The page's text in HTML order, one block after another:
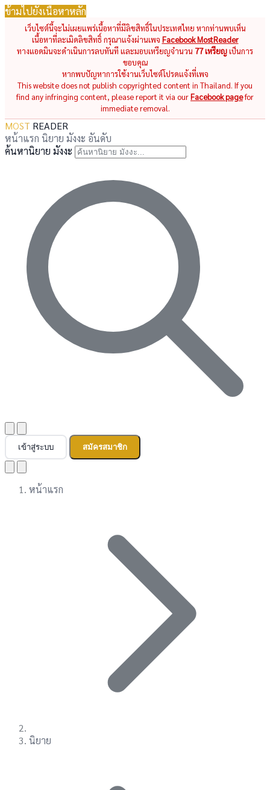
ข้ามไปยังเนื้อหาหลัก
เว็บไซต์นี้จะไม่เผยแพร่เนื้อหาที่มีลิขสิทธิ์ในประเทศไทย หากท่านพบเห็น
เนื้อหาที่ละเมิดลิขสิทธิ์ กรุณาแจ้งผ่านเพจ Facebook MostReader
ทางแอดมินจะดำเนินการลบทันที และมอบเหรียญจำนวน 77 เหรียญเป็นการ
ขอบคุณ
หากพบปัญหาการใช้งานเว็บไซต์โปรดแจ้งที่เพจ
This website does not publish copyrighted content in Thailand. If you
find any infringing content, please report it via ourFacebook pagefor
immediate removal.
MOST READER
หน้าแรก นิยาย มังงะ อันดับ
ค้นหานิยาย มังงะ
เข้าสู่ระบบ สมัครสมาชิก
หน้าแรก
นิยาย